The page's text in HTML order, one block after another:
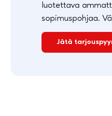
luotettava
sopimuspohjaa.
Jätä